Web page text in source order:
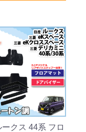
ークス 44系 フロ